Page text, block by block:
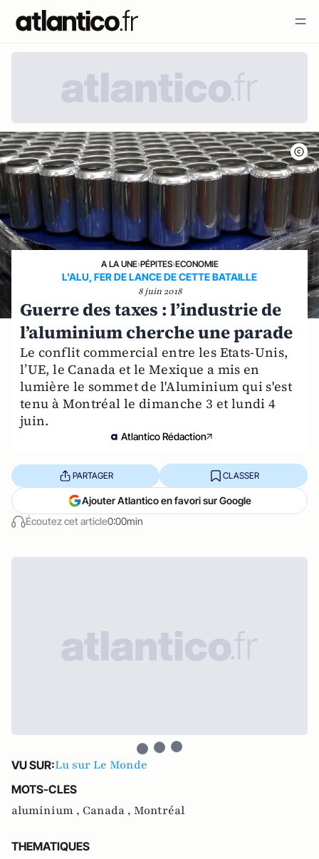
A LA UNE›PÉPITES›ECONOMIE
L'ALU, FER DE LANCE DE CETTE BATAILLE
8 juin 2018
Guerre des taxes : l’industrie de
l’aluminium cherche une parade
Le conflit commercial entre les Etats-Unis,
l’UE, le Canada et le Mexique a mis en
lumière le sommet de l'Aluminium qui s'est
tenu à Montréal le dimanche 3 et lundi 4
juin.
Atlantico Rédaction
Écoutez cet article0:00min
PARTAGER CLASSER
Ajouter Atlantico en favori sur Google
VU SUR:Lu sur Le Monde
MOTS-CLES
aluminium , Canada , Montréal
THEMATIQUES